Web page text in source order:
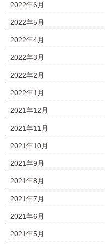
2022年6月
2022年5月
2022年4月
2022年3月
2022年2月
2022年1月
2021年12月
2021年11月
2021年10月
2021年9月
2021年8月
2021年7月
2021年6月
2021年5月